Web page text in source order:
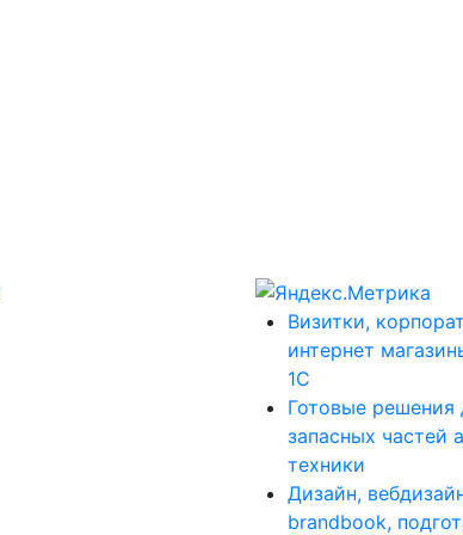
Визитки,
интернет
1С
Готовые решения
запасных частей
техники
Дизайн,
brandbook,